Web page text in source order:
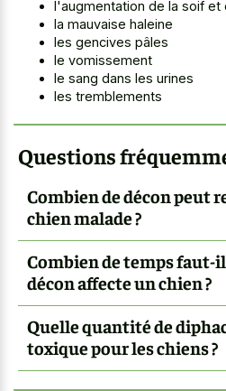
l'augmentation de la soif et
la mauvaise haleine
les gencives pâles
le vomissement
le sang dans les urines
les tremblements
Questions
Combien de décon peut
chien malade ?
Combien de temps faut-
décon affecte un chien ?
Quelle quantité de
toxique pour les chiens ?